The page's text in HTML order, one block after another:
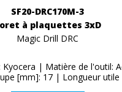
SF20-DRC170M-3
à plaquettes 3xD
Magic Drill DRC
Kyocera | Matière de l'outil:
[mm]: 17 | Longueur